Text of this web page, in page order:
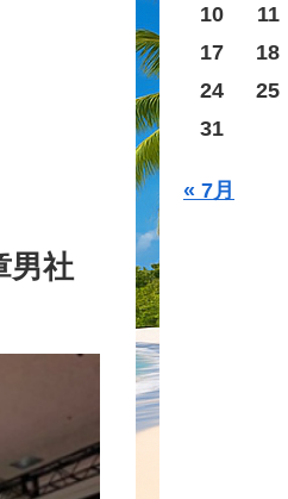
男社
10
11
17
18
24
25
31
« 7月